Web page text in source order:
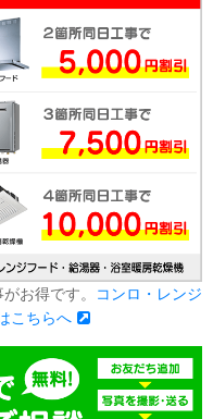
お得です。
コンロ・レンジ
こちらへ